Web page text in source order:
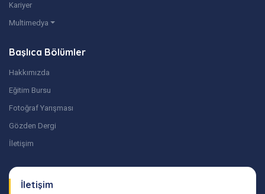
Kariyer
Multimedya
Başlıca Bölümler
Hakkımızda
Eğitim Bursu
Fotoğraf Yarışması
Gözden Dergi
İletişim
İletişim